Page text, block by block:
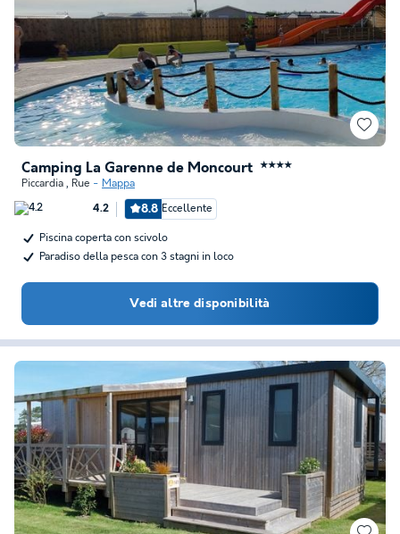
Camping La Garenne de Moncourt ★★★★
Piccardia , Rue Mappa
4.2 8.8 Eccellente
Piscina coperta con scivolo
Paradiso della pesca con 3 stagni in loco
Vedi altre disponibilità